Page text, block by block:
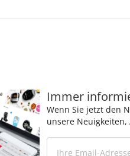
Immer
Wenn Sie jetzt den
unsere